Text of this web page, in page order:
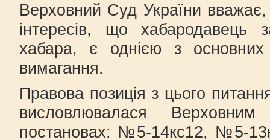
Верховний Суд України
інтересів, що хабародавець
хабара, є однією з основних
вимагання.
Правова позиція з цього
висловлювалася
постановах: №5-14кс12, №5-